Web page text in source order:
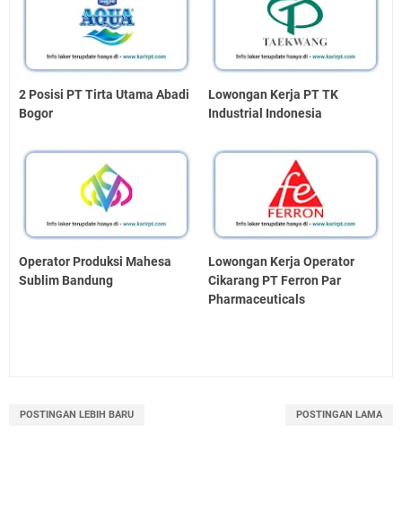
2 Posisi PT Tirta Utama Abadi
Bogor
Lowongan Kerja PT TK
Industrial Indonesia
Operator Produksi Mahesa
Sublim Bandung
Lowongan Kerja Operator
Cikarang PT Ferron Par
Pharmaceuticals
POSTINGAN LEBIH BARU POSTINGAN LAMA